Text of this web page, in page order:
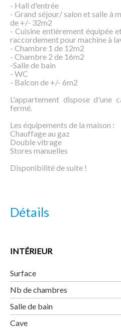
- Hall d'entrée
- Grand séjour/ salon et salle à
de +/- 32m2
- Cuisine entièrement équipée
raccordement pour machine à
- Chambre 1 de 12m2
- Chambre 2 de 16m2
-Salle de bain
- WC
- Balcon de +/- 6m2
L'appartement dispose d'une
fermé.
Les équipements de la maison :
Chauffage au gaz
Double vitrage
Stores manuelles
Disponibilité de suite !
Détails
INTÉRIEUR
Surface
Nb de chambres
Salle de bain
Cave